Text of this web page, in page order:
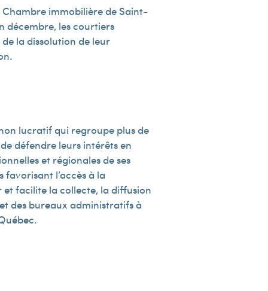
Chambre immobilière de Saint-
décembre, les courtiers
la dissolution de leur
lucratif qui regroupe plus de
défendre leurs intérêts en
et régionales de ses
favorisant l’accès à la
et facilite la collecte, la diffusion
des bureaux administratifs à